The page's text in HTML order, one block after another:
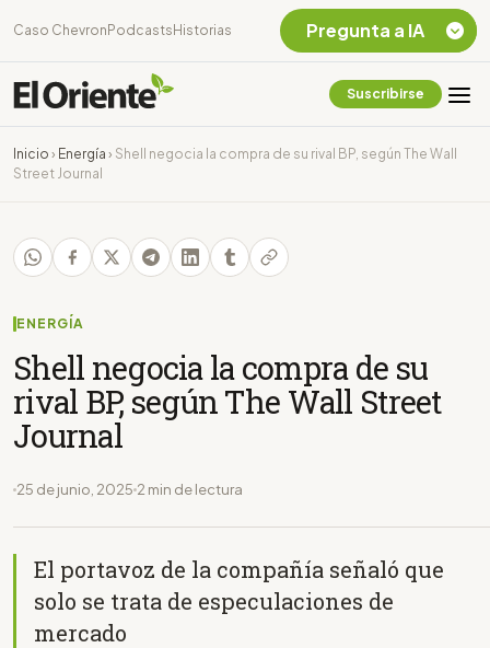
Caso Chevron Podcasts Historias
Suscribirse
Inicio › Energía › Shell negocia la compra de su rival BP, según The Wall
Street Journal
ENERGÍA
Shell negocia la compra de su
rival BP, según The Wall Street
Journal
25 de junio, 2025 2 min de lectura
El portavoz de la compañía señaló que
solo se trata de especulaciones de
mercado
Pregunta a IA
Chevron Ecuador